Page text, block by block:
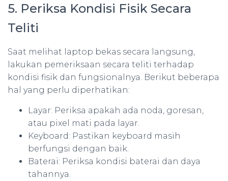
5. Periksa Kondisi Fisik Secara
Teliti
Saat melihat laptop bekas secara langsung,
lakukan pemeriksaan secara teliti terhadap
kondisi fisik dan fungsionalnya. Berikut beberapa
hal yang perlu diperhatikan:
Layar: Periksa apakah ada noda, goresan,
atau pixel mati pada layar.
Keyboard: Pastikan keyboard masih
berfungsi dengan baik.
Baterai: Periksa kondisi baterai dan daya
tahannya.